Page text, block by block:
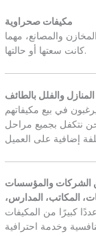
مكيفات صحراوية
والمصانع، مهما
كانت سعتها أو حالتها.
والفلل بالطائف
في بيع مكيفاتهم
نتكفل بجميع مراحل
الشركات والمؤسسات
المكاتب، المدارس،
كبيرًا من المكيفات
وخدمة احترافية